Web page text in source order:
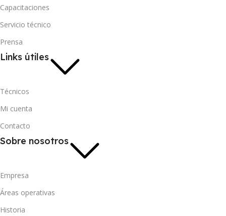
Capacitaciones
Servicio técnico
Prensa
Links útiles
Técnicos
Mi cuenta
Contacto
Sobre nosotros
Empresa
Áreas operativas
Historia